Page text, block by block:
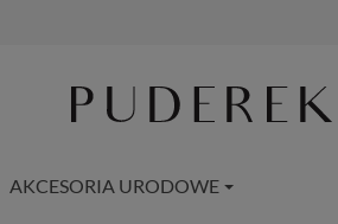
AKCESORIA URODOWE